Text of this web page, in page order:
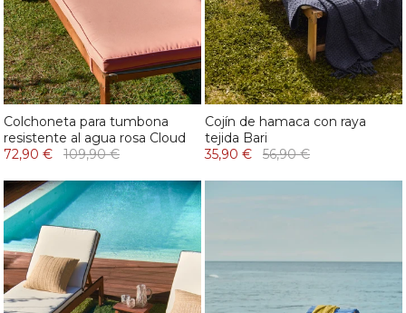
Colchoneta para tumbona
resistente al agua rosa Cloud
72,90 €
109,90 €
Cojín de hamaca con raya
tejida Bari
35,90 €
56,90 €